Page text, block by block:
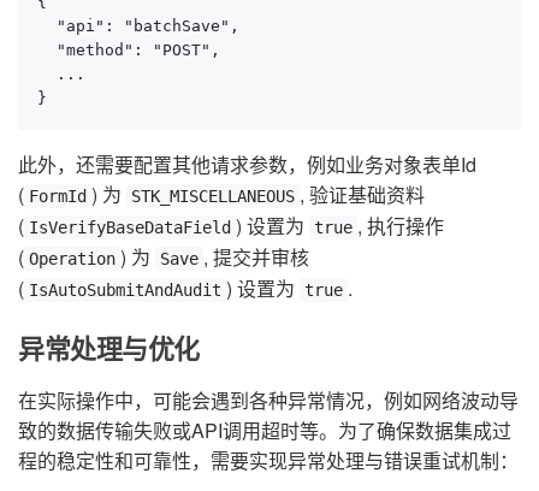
  "api": "batchSave",
  "method": "POST",
  ...
}
此外，还需要配置其他请求参数，例如业务对象表单Id
( FormId ) 为 STK_MISCELLANEOUS , 验证基础资料
( IsVerifyBaseDataField ) 设置为 true , 执行操作
( Operation ) 为 Save , 提交并审核
( IsAutoSubmitAndAudit ) 设置为 true .
异常处理与优化
在实际操作中，可能会遇到各种异常情况，例如网络波动导
致的数据传输失败或API调用超时等。为了确保数据集成过
程的稳定性和可靠性，需要实现异常处理与错误重试机制：